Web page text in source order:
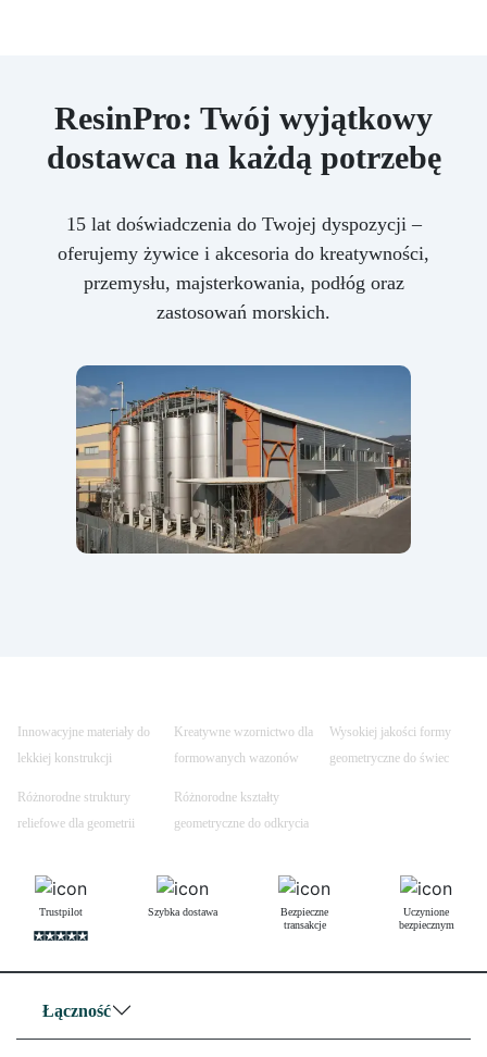
ResinPro: Twój wyjątkowy
dostawca na każdą potrzebę
15 lat doświadczenia do Twojej dyspozycji –
oferujemy żywice i akcesoria do kreatywności,
przemysłu, majsterkowania, podłóg oraz
zastosowań morskich.
Innowacyjne materiały do
lekkiej konstrukcji
Kreatywne wzornictwo dla
formowanych wazonów
Wysokiej jakości formy
geometryczne do świec
Różnorodne struktury
reliefowe dla geometrii
Różnorodne kształty
geometryczne do odkrycia
Trustpilot Szybka dostawa
Bezpieczne
transakcje
Uczynione
bezpiecznym
Łączność